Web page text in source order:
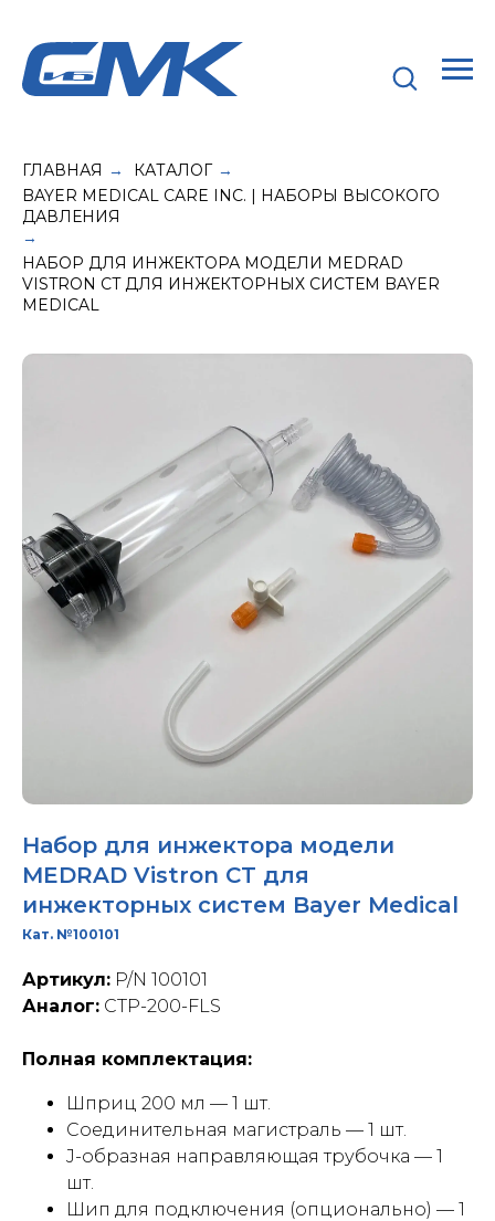
ГЛАВНАЯ → КАТАЛОГ →
BAYER MEDICAL CARE INC. | НАБОРЫ ВЫСОКОГО
ДАВЛЕНИЯ
→
НАБОР ДЛЯ ИНЖЕКТОРА МОДЕЛИ MEDRAD
VISTRON CT ДЛЯ ИНЖЕКТОРНЫХ СИСТЕМ BAYER
MEDICAL
Набор для инжектора модели
MEDRAD Vistron CT для
инжекторных систем Bayer Medical
Кат. №100101
Артикул: P/N 100101
Аналог: CTP-200-FLS
Полная комплектация:
Шприц 200 мл — 1 шт.
Соединительная магистраль — 1 шт.
J-образная направляющая трубочка — 1
шт.
Шип для подключения (опционально) — 1